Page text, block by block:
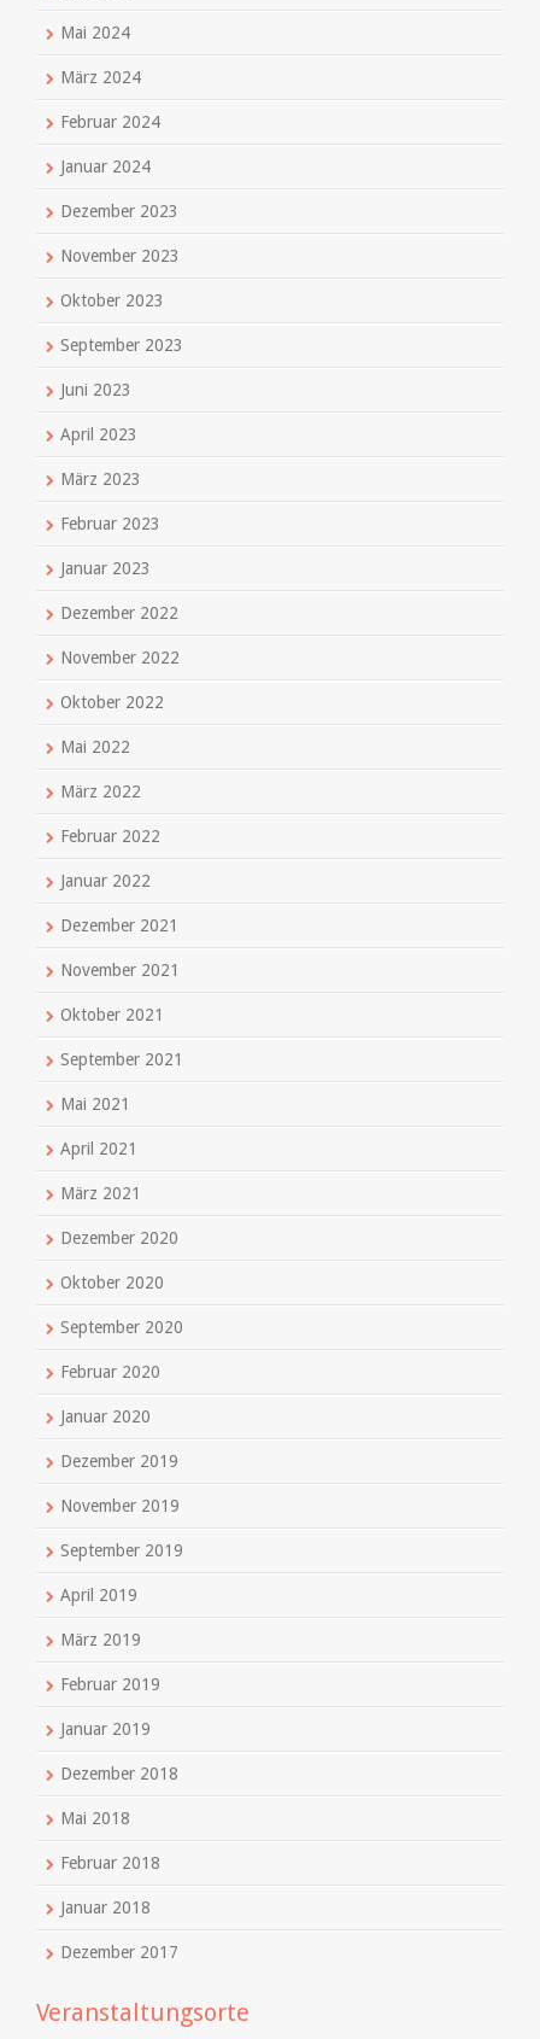
Mai 2024
März 2024
Februar 2024
Januar 2024
Dezember 2023
November 2023
Oktober 2023
September 2023
Juni 2023
April 2023
März 2023
Februar 2023
Januar 2023
Dezember 2022
November 2022
Oktober 2022
Mai 2022
März 2022
Februar 2022
Januar 2022
Dezember 2021
November 2021
Oktober 2021
September 2021
Mai 2021
April 2021
März 2021
Dezember 2020
Oktober 2020
September 2020
Februar 2020
Januar 2020
Dezember 2019
November 2019
September 2019
April 2019
März 2019
Februar 2019
Januar 2019
Dezember 2018
Mai 2018
Februar 2018
Januar 2018
Dezember 2017
Veranstaltungsorte